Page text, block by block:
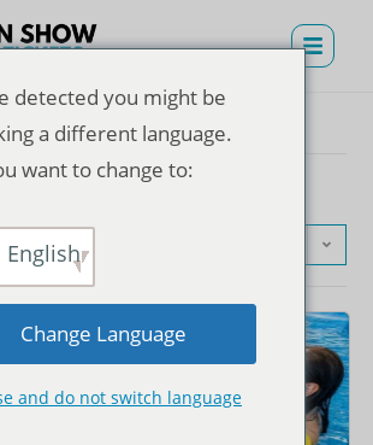
detected you might be
a different language.
want to change to:
English
Change Language
and do not switch language